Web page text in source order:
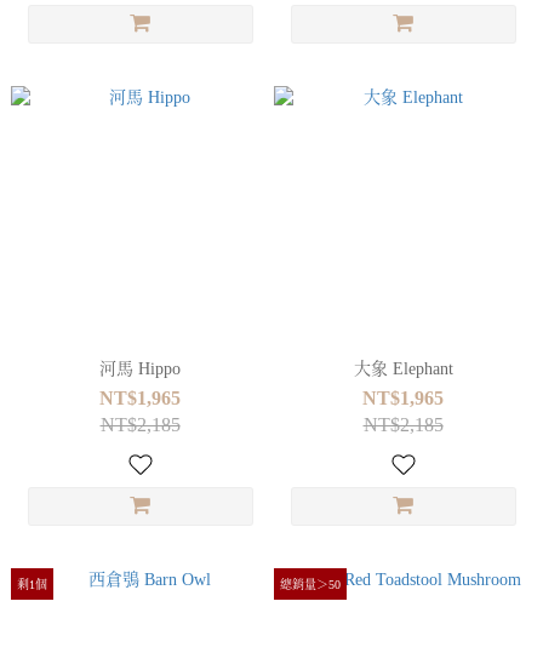
河馬 Hippo
NT$1,965
NT$2,185
大象 Elephant
NT$1,965
NT$2,185
剩1個 總銷量＞50